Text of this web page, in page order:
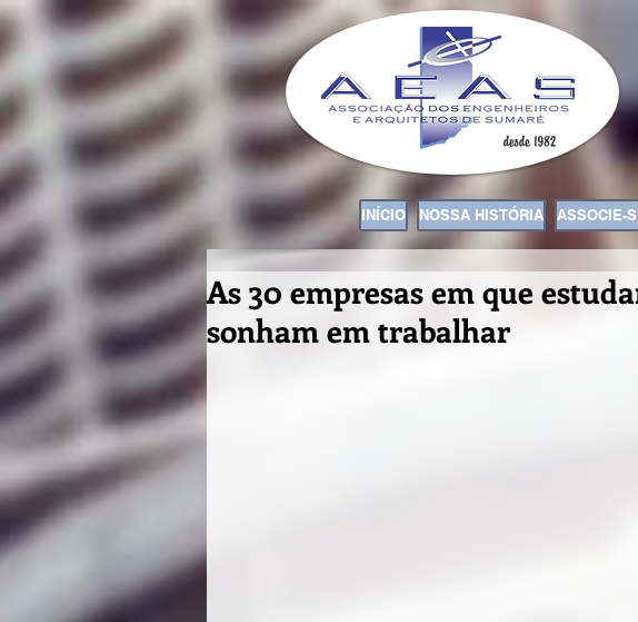
INÍCIO NOSSA HISTÓRIA ASSOCIE-
As 30 empresas em que
sonham em trabalhar